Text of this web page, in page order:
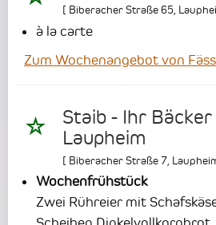
[ Biberacher Straße 65
à la carte
Zum Wochenangebot von
Staib - Ihr Bäcker
Laupheim
[ Biberacher Straße 7,
Wochenfrühstück
Zwei Rühreier mit